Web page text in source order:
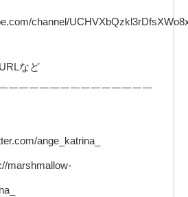
channel/
など
￣￣￣￣￣￣￣￣￣￣￣￣￣￣
ange_katrina_
marshmallow-